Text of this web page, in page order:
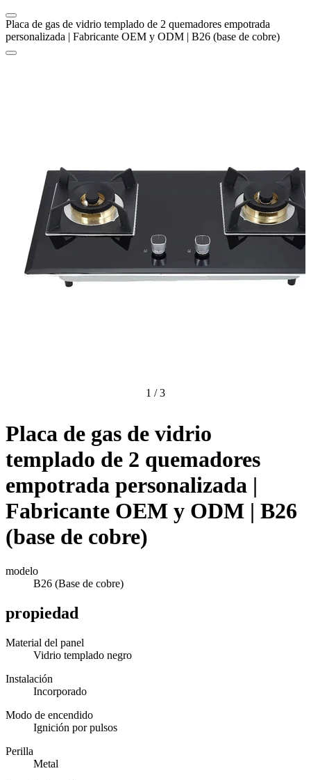
Placa de gas de vidrio templado de 2 quemadores empotrada
personalizada | Fabricante OEM y ODM | B26 (base de cobre)
1 /3
Placa de gas de vidrio
templado de 2 quemadores
empotrada personalizada |
Fabricante OEM y ODM | B26
(base de cobre)
modelo
B26 (Base de cobre)
propiedad
Material del panel
Vidrio templado negro
Instalación
Incorporado
Modo de encendido
Ignición por pulsos
Perilla
Metal